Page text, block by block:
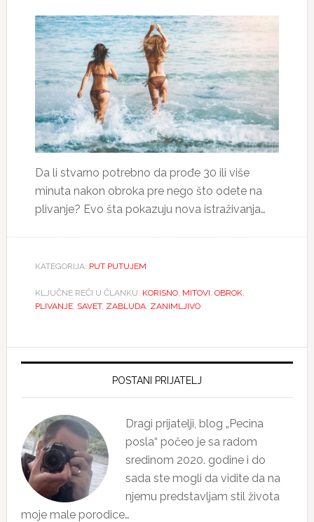
Da li stvarno potrebno da prođe 30 ili više
minuta nakon obroka pre nego što odete na
plivanje? Evo šta pokazuju nova istraživanja…
KATEGORIJA: PUT PUTUJEM
KLJUČNE REČI U ČLANKU: KORISNO, MITOVI OBROK,
PLIVANJE, SAVET, ZABLUDA, ZANIMLJIVO
Primary
POSTANI PRIJATELJ
Dragi prijatelji, blog „Pecina
posla“ počeo je sa radom
sredinom 2020. godine i do
sada ste mogli da vidite da na
njemu predstavljam stil života
moje male porodice…